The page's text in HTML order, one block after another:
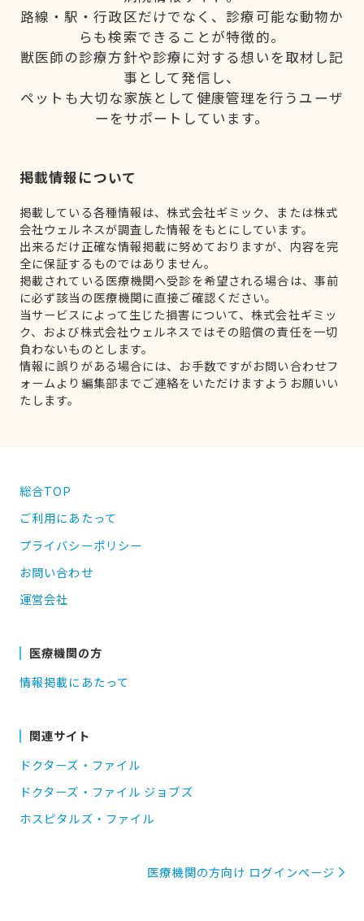
路線・駅・行政区だけでなく、診療可能な動物か
らも検索できることが特徴的。
獣医師の診療方針や診療に対する想いを取材し記
事として発信し、
ペットも大切な家族として健康管理を行うユーザ
ーをサポートしています。
掲載情報について
掲載している各種情報は、株式会社ギミック、または株式
会社ウェルネスが調査した情報をもとにしています。
出来るだけ正確な情報掲載に努めておりますが、内容を完
全に保証するものではありません。
掲載されている医療機関へ受診を希望される場合は、事前
に必ず該当の医療機関に直接ご確認ください。
当サービスによって生じた損害について、株式会社ギミッ
ク、および株式会社ウェルネスではその賠償の責任を一切
負わないものとします。
情報に誤りがある場合には、お手数ですがお問い合わせフ
ォームより編集部までご連絡をいただけますようお願いい
たします。
総合TOP
ご利用にあたって
プライバシーポリシー
お問い合わせ
運営会社
医療機関の方
情報掲載にあたって
関連サイト
ドクターズ・ファイル
ドクターズ・ファイル ジョブズ
ホスピタルズ・ファイル
医療機関の方向け ログインページ